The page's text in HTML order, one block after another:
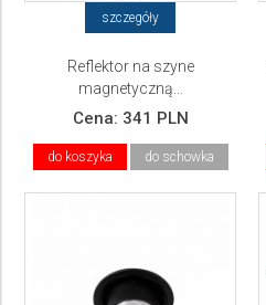
szczegóły
Reflektor na szyne
magnetyczną...
Cena: 341 PLN
do koszyka do schowka